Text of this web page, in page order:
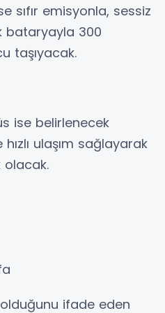
sıfır emisyonla, sessiz
bataryayla 300
taşıyacak.
ise belirlenecek
ulaşım sağlayarak
olacak.
ifade eden